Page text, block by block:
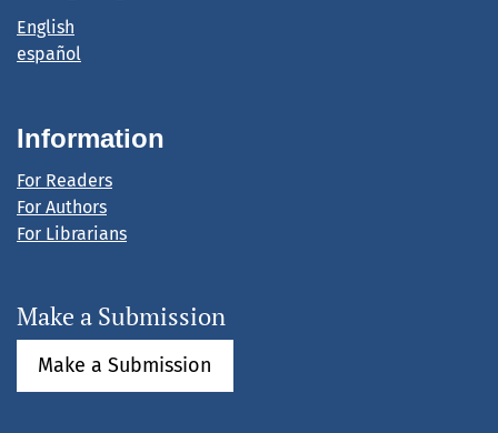
English
español
Information
For Readers
For Authors
For Librarians
Make a Submission
Make a Submission